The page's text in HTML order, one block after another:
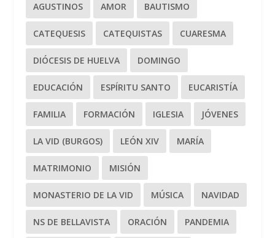
AGUSTINOS AMOR BAUTISMO
CATEQUESIS CATEQUISTAS CUARESMA
DIÓCESIS DE HUELVA DOMINGO
EDUCACIÓN ESPÍRITU SANTO EUCARISTÍA
FAMILIA FORMACIÓN IGLESIA JÓVENES
LA VID (BURGOS) LEÓN XIV MARÍA
MATRIMONIO MISIÓN
MONASTERIO DE LA VID MÚSICA NAVIDAD
NS DE BELLAVISTA ORACIÓN PANDEMIA